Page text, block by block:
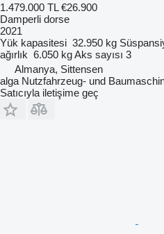
1.479.000 TL €26.900
Damperli dorse
2021
Yük kapasitesi 32.950 kg
ağırlık 6.050 kgAks sayısı 3
Almanya, Sittensen
alga Nutzfahrzeug- und
Satıcıyla iletişime geç